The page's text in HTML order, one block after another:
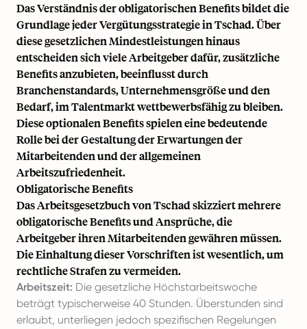
Das Verständnis der obligatorischen Benefits bildet die
Grundlage jeder Vergütungsstrategie in Tschad. Über
diese gesetzlichen Mindestleistungen hinaus
entscheiden sich viele Arbeitgeber dafür, zusätzliche
Benefits anzubieten, beeinflusst durch
Branchenstandards, Unternehmensgröße und den
Bedarf, im Talentmarkt wettbewerbsfähig zu bleiben.
Diese optionalen Benefits spielen eine bedeutende
Rolle bei der Gestaltung der Erwartungen der
Mitarbeitenden und der allgemeinen
Arbeitszufriedenheit.
Obligatorische Benefits
Das Arbeitsgesetzbuch von Tschad skizziert mehrere
obligatorische Benefits und Ansprüche, die
Arbeitgeber ihren Mitarbeitenden gewähren müssen.
Die Einhaltung dieser Vorschriften ist wesentlich, um
rechtliche Strafen zu vermeiden.
Arbeitszeit: Die gesetzliche Höchstarbeitswoche
beträgt typischerweise 40 Stunden. Überstunden sind
erlaubt, unterliegen jedoch spezifischen Regelungen